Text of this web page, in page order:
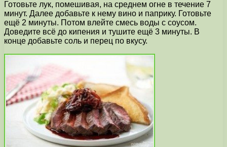
Готовьте лук, помешивая, на среднем огне в течение 7
минут. Далее добавьте к нему вино и паприку. Готовьте
ещё 2 минуты. Потом влейте смесь воды с соусом.
Доведите всё до кипения и тушите ещё 3 минуты. В
конце добавьте соль и перец по вкусу.